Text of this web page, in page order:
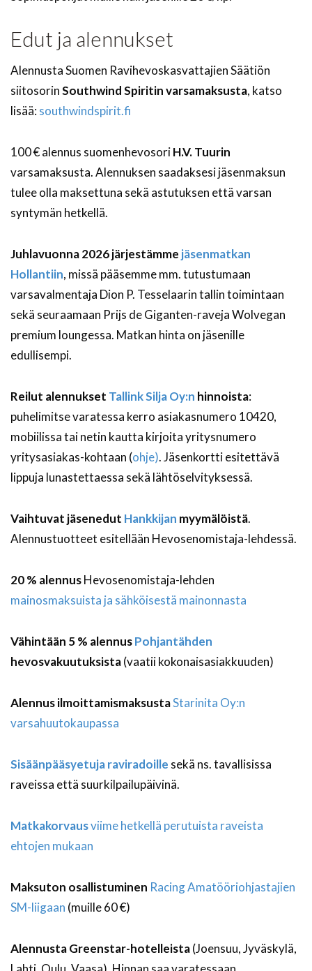
Edut ja alennukset
Alennusta Suomen Ravihevoskasvattajien Säätiön
siitosorinSouthwind Spiritin varsamaksusta, katso
lisää:southwindspirit.fi
100 € alennus suomenhevosoriH.V. Tuurin
varsamaksusta. Alennuksen saadaksesi jäsenmaksun
tulee olla maksettuna sekä astutuksen että varsan
syntymän hetkellä.
Juhlavuonna 2026 järjestämme jäsenmatkan
Hollantiin, missä pääsemme mm. tutustumaan
varsavalmentaja Dion P. Tesselaarin tallin toimintaan
sekä seuraamaan Prijs de Giganten-raveja Wolvegan
premium loungessa. Matkan hinta on jäsenille
edullisempi.
Reilut alennukset Tallink Silja Oy:n hinnoista:
puhelimitse varatessa kerro asiakasnumero 10420,
mobiilissa tai netin kautta kirjoita yritysnumero
yritysasiakas-kohtaan (ohje). Jäsenkortti esitettävä
lippuja lunastettaessa sekä lähtöselvityksessä.
Vaihtuvat jäsenedut Hankkijan myymälöistä.
Alennustuotteet esitellään Hevosenomistaja-lehdessä.
20 % alennusHevosenomistaja-lehden
mainosmaksuista ja sähköisestä mainonnasta
Vähintään 5 % alennusPohjantähden
hevosvakuutuksista(vaatii kokonaisasiakkuuden)
Alennus ilmoittamismaksustaStarinita Oy:n
varsahuutokaupassa
Sisäänpääsyetuja raviradoille sekä ns. tavallisissa
raveissa että suurkilpailupäivinä.
Matkakorvausviime hetkellä perutuista raveista
ehtojen mukaan
Maksuton osallistuminen Racing Amatööriohjastajien
SM-liigaan (muille 60 €)
Alennusta Greenstar-hotelleista(Joensuu, Jyväskylä,